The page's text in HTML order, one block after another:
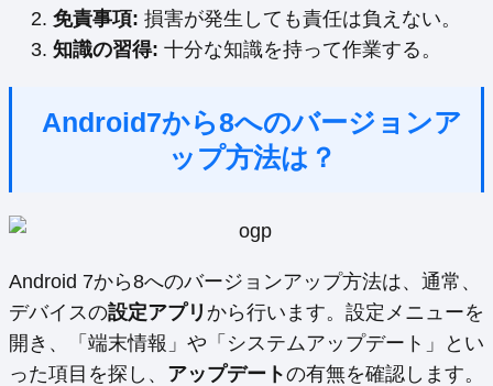
免責事項: 損害が発生しても責任は負えない。
知識の習得: 十分な知識を持って作業する。
Android7から8へのバージョンア
ップ方法は？
Android 7から8へのバージョンアップ方法は、通常、
デバイスの設定アプリ から行います。設定メニューを
開き、「端末情報」や「システムアップデート」とい
った項目を探し、 アップデートの有無を確認します。